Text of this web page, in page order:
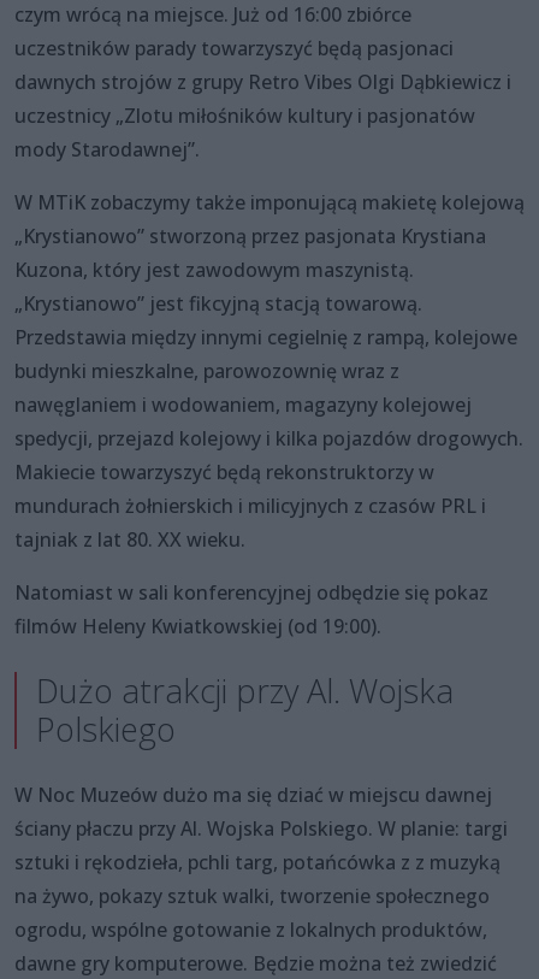
czym wrócą na miejsce. Już od 16:00 zbiórce
uczestników parady towarzyszyć będą pasjonaci
dawnych strojów z grupy Retro Vibes Olgi Dąbkiewicz i
uczestnicy „Zlotu miłośników kultury i pasjonatów
mody Starodawnej”.
W MTiK zobaczymy także imponującą makietę kolejową
„Krystianowo” stworzoną przez pasjonata Krystiana
Kuzona, który jest zawodowym maszynistą.
„Krystianowo” jest fikcyjną stacją towarową.
Przedstawia między innymi cegielnię z rampą, kolejowe
budynki mieszkalne, parowozownię wraz z
nawęglaniem i wodowaniem, magazyny kolejowej
spedycji, przejazd kolejowy i kilka pojazdów drogowych.
Makiecie towarzyszyć będą rekonstruktorzy w
mundurach żołnierskich i milicyjnych z czasów PRL i
tajniak z lat 80. XX wieku.
Natomiast w sali konferencyjnej odbędzie się pokaz
filmów Heleny Kwiatkowskiej (od 19:00).
Dużo atrakcji przy Al. Wojska
Polskiego
W Noc Muzeów dużo ma się dziać w miejscu dawnej
ściany płaczu przy Al. Wojska Polskiego. W planie: targi
sztuki i rękodzieła, pchli targ, potańcówka z z muzyką
na żywo, pokazy sztuk walki, tworzenie społecznego
ogrodu, wspólne gotowanie z lokalnych produktów,
dawne gry komputerowe. Będzie można też zwiedzić